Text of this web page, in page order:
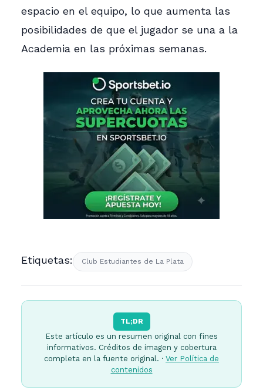
espacio en el equipo, lo que aumenta las
posibilidades de que el jugador se una a la
Academia en las próximas semanas.
Etiquetas: Club Estudiantes de La Plata
TL;DR
Este artículo es un resumen original con fines
informativos. Créditos de imagen y cobertura
completa en la fuente original. · Ver Política de
contenidos